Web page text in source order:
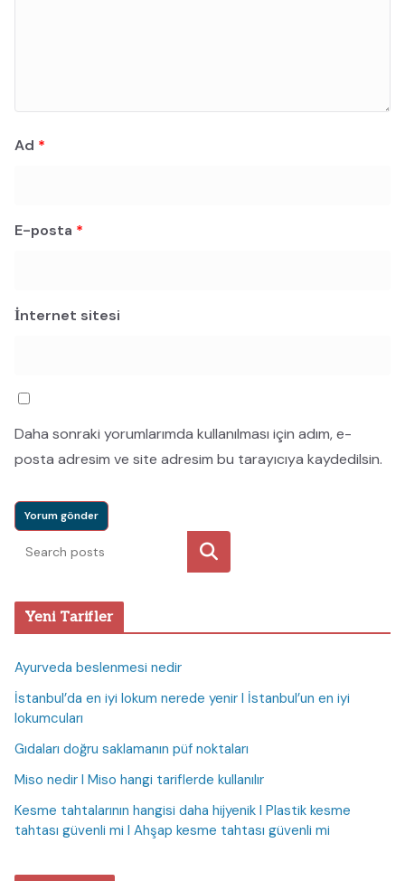
Ad *
E-posta *
İnternet sitesi
Daha sonraki yorumlarımda kullanılması için adım, e-
posta adresim ve site adresim bu tarayıcıya kaydedilsin.
Ara
Yeni Tarifler
Ayurveda beslenmesi nedir
İstanbul’da en iyi lokum nerede yenir I İstanbul’un en iyi
lokumcuları
Gıdaları doğru saklamanın püf noktaları
Miso nedir I Miso hangi tariflerde kullanılır
Kesme tahtalarının hangisi daha hijyenik I Plastik kesme
tahtası güvenli mi I Ahşap kesme tahtası güvenli mi